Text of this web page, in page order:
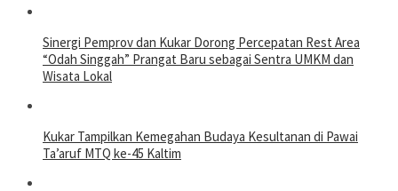
Sinergi Pemprov dan Kukar Dorong Percepatan Rest Area
“Odah Singgah” Prangat Baru sebagai Sentra UMKM dan
Wisata Lokal
Kukar Tampilkan Kemegahan Budaya Kesultanan di Pawai
Ta’aruf MTQ ke-45 Kaltim